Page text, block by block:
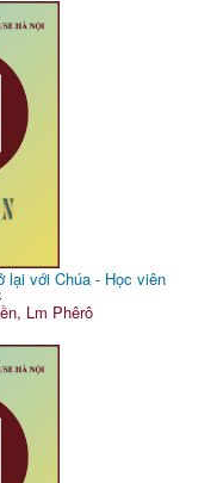
lại với Chúa - Học viên
Lm Phêrô